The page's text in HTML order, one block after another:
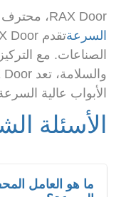
RAX Door، محترف
السرعة
الصناعات. مع
الأبواب عالية
الأسئلة
ما هو العامل